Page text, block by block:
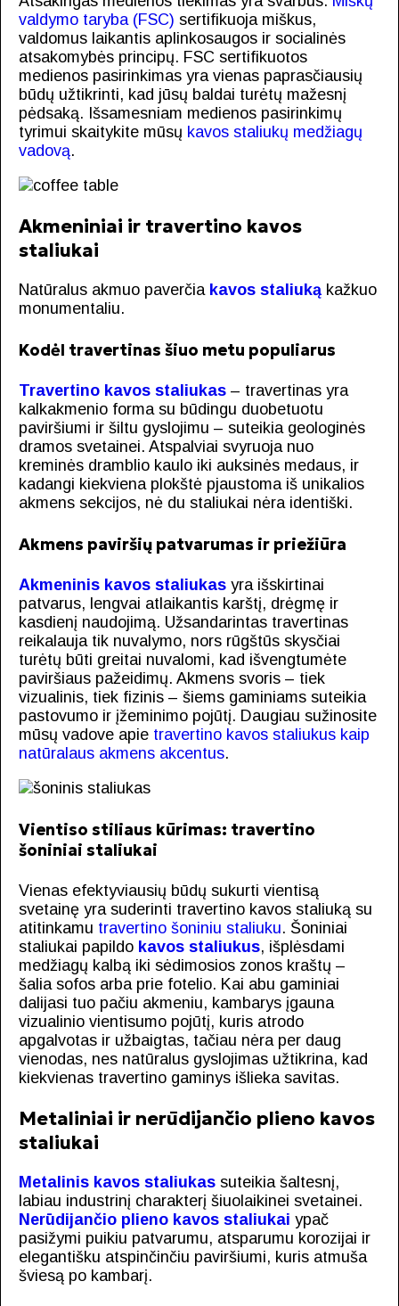
valdymo taryba (FSC) sertifikuoja miškus,
valdomus laikantis aplinkosaugos ir socialinės
atsakomybės principų. FSC sertifikuotos
medienos pasirinkimas yra vienas paprasčiausių
būdų užtikrinti, kad jūsų baldai turėtų mažesnį
pėdsaką. Išsamesniam medienos pasirinkimų
tyrimui skaitykite mūsų kavos staliukų medžiagų
vadovą.
Akmeniniai ir travertino kavos
staliukai
Natūralus akmuo paverčia kavos staliukąkažkuo
monumentaliu.
Kodėl travertinas šiuo metu populiarus
Travertino kavos staliukas – travertinas yra
kalkakmenio forma su būdingu duobetuotu
paviršiumi ir šiltu gyslojimu – suteikia geologinės
dramos svetainei. Atspalviai svyruoja nuo
kreminės dramblio kaulo iki auksinės medaus, ir
kadangi kiekviena plokštė pjaustoma iš unikalios
akmens sekcijos, nė du staliukai nėra identiški.
Akmens paviršių patvarumas ir priežiūra
Akmeninis kavos staliukas yra išskirtinai
patvarus, lengvai atlaikantis karštį, drėgmę ir
kasdienį naudojimą. Užsandarintas travertinas
reikalauja tik nuvalymo, nors rūgštūs skysčiai
turėtų būti greitai nuvalomi, kad išvengtumėte
paviršiaus pažeidimų. Akmens svoris – tiek
vizualinis, tiek fizinis – šiems gaminiams suteikia
pastovumo ir įžeminimo pojūtį. Daugiau sužinosite
mūsų vadove apie travertino kavos staliukus kaip
natūralaus akmens akcentus.
Vientiso stiliaus kūrimas: travertino
šoniniai staliukai
Vienas efektyviausių būdų sukurti vientisą
svetainę yra suderinti travertino kavos staliuką su
atitinkamu travertino šoniniu staliuku. Šoniniai
staliukai papildo kavos staliukus, išplėsdami
medžiagų kalbą iki sėdimosios zonos kraštų –
šalia sofos arba prie fotelio. Kai abu gaminiai
dalijasi tuo pačiu akmeniu, kambarys įgauna
vizualinio vientisumo pojūtį, kuris atrodo
apgalvotas ir užbaigtas, tačiau nėra per daug
vienodas, nes natūralus gyslojimas užtikrina, kad
kiekvienas travertino gaminys išlieka savitas.
Metaliniai ir nerūdijančio plieno kavos
staliukai
Metalinis kavos staliukas suteikia šaltesnį,
labiau industrinį charakterį šiuolaikinei svetainei.
Nerūdijančio plieno kavos staliukai ypač
pasižymi puikiu patvarumu, atsparumu korozijai ir
elegantišku atspinčinčiu paviršiumi, kuris atmuša
šviesą po kambarį.